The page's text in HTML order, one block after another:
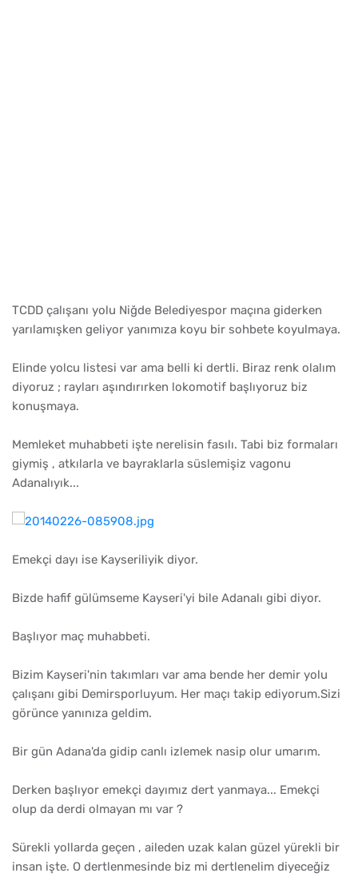
TCDD çalışanı yolu Niğde Belediyespor maçına giderken
yarılamışken geliyor yanımıza koyu bir sohbete koyulmaya.
Elinde yolcu listesi var ama belli ki dertli. Biraz renk olalım
diyoruz ; rayları aşındırırken lokomotif başlıyoruz biz
konuşmaya.
Memleket muhabbeti işte nerelisin fasılı. Tabi biz formaları
giymiş , atkılarla ve bayraklarla süslemişiz vagonu
Adanalıyık...
Emekçi dayı ise Kayseriliyik diyor.
Bizde hafif gülümseme Kayseri'yi bile Adanalı gibi diyor.
Başlıyor maç muhabbeti.
Bizim Kayseri'nin takımları var ama bende her demir yolu
çalışanı gibi Demirsporluyum. Her maçı takip ediyorum.Sizi
görünce yanınıza geldim.
Bir gün Adana'da gidip canlı izlemek nasip olur umarım.
Derken başlıyor emekçi dayımız dert yanmaya... Emekçi
olup da derdi olmayan mı var ?
Sürekli yollarda geçen , aileden uzak kalan güzel yürekli bir
insan işte. O dertlenmesinde biz mi dertlenelim diyeceğiz